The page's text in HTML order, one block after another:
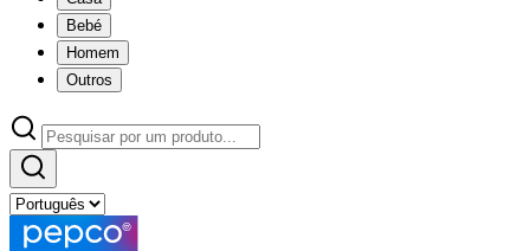
Bebé
Homem
Outros